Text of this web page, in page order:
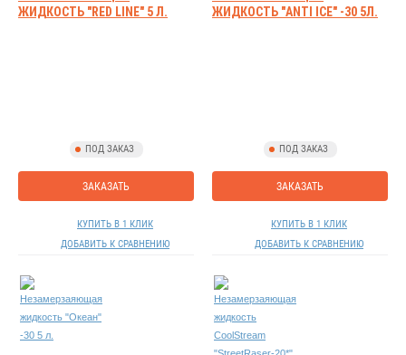
ЖИДКОСТЬ "RED LINE" 5 Л.
ПОД ЗАКАЗ
ЗАКАЗАТЬ
КУПИТЬ В 1 КЛИК
ДОБАВИТЬ К СРАВНЕНИЮ
ЖИДКОСТЬ "ANTI ICE" -30 5Л.
ПОД ЗАКАЗ
ЗАКАЗАТЬ
КУПИТЬ В 1 КЛИК
ДОБАВИТЬ К СРАВНЕНИЮ